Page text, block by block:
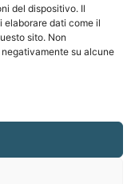
del dispositivo. Il
elaborare dati come il
sito. Non
su alcune